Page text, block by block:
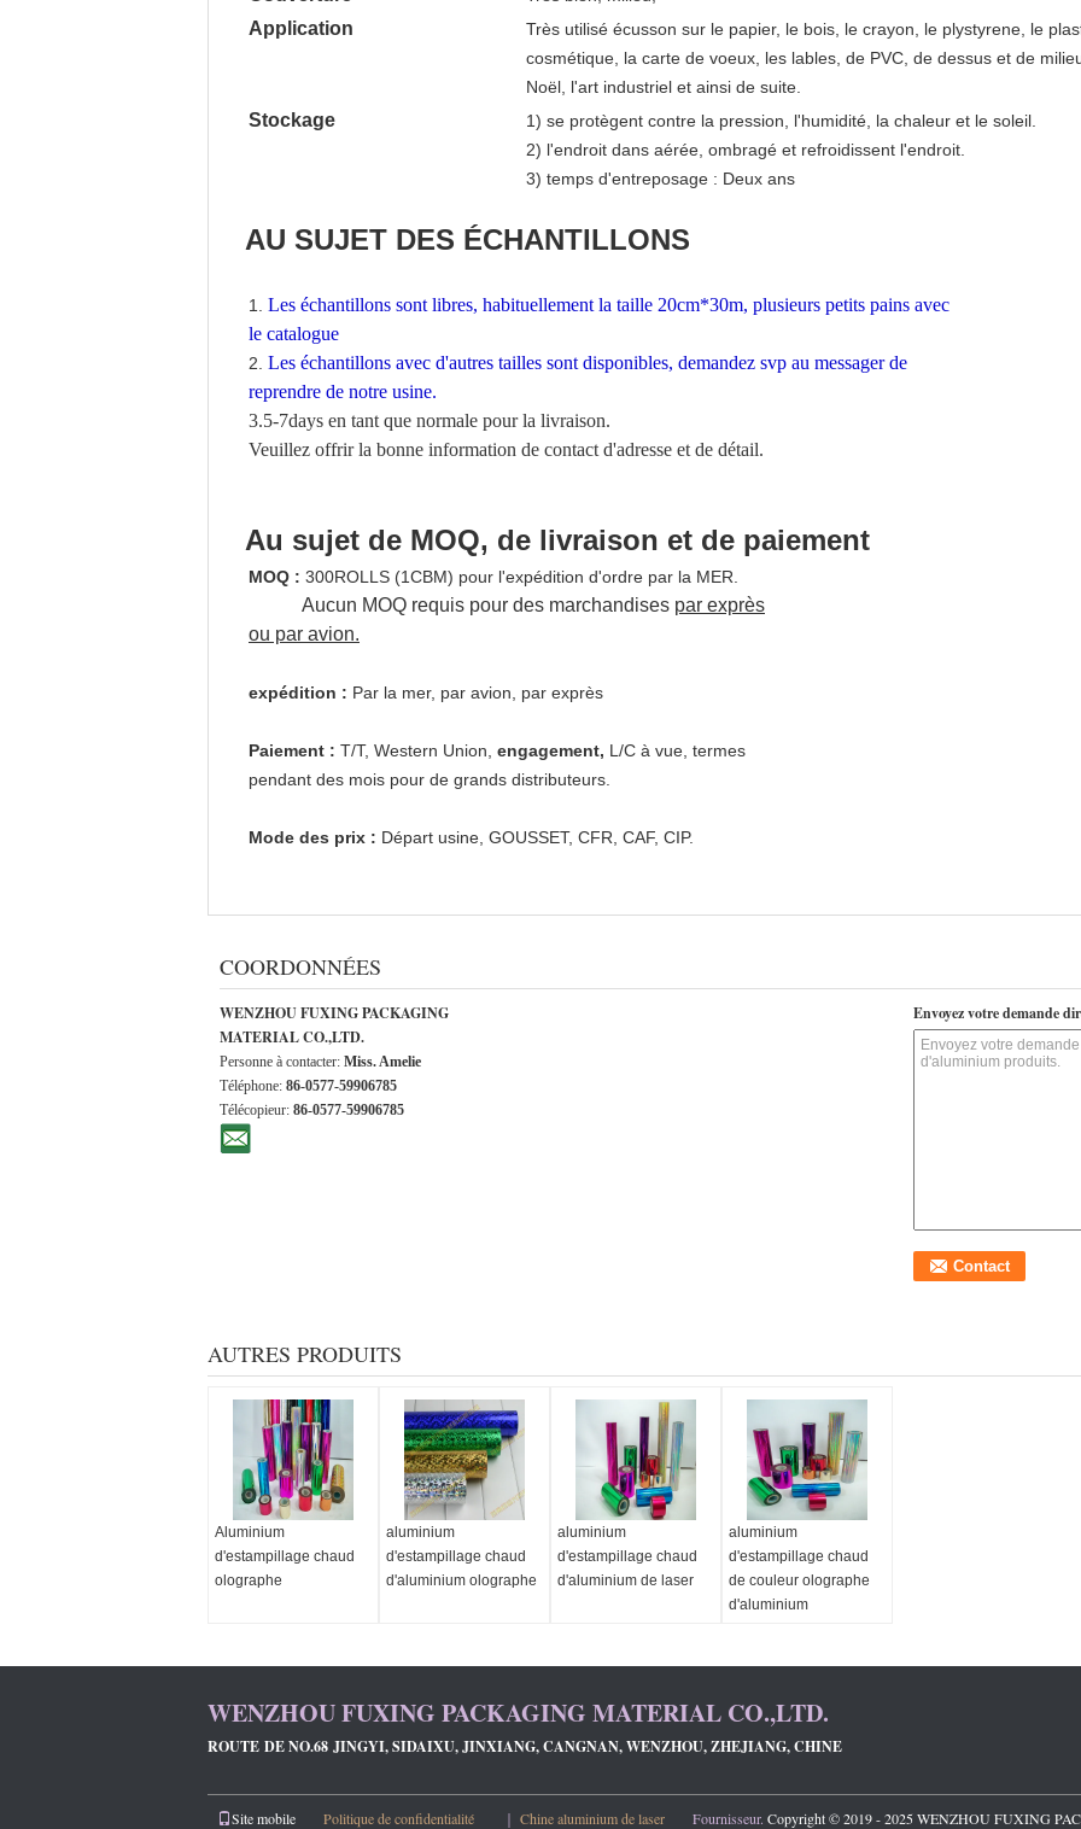
Application
Très utilisé écusson sur le papier, le bois, le crayon, le plystyrene, le
cosmétique, la carte de voeux, les lables, de PVC, de dessus et de
Noël, l'art industriel et ainsi de suite.
Stockage
1) se protègent contre la pression, l'humidité, la chaleur et le soleil.
2) l'endroit dans aérée, ombragé et refroidissent l'endroit.
3) temps d'entreposage : Deux ans
AU SUJET DES ÉCHANTILLONS
1. Les échantillons sont libres, habituellement la taille 20cm*30m, plusieurs petits pains avec
le catalogue
2. Les échantillons avec d'autres tailles sont disponibles, demandez svp au messager de
reprendre de notre usine.
3.5-7days en tant que normale pour la livraison.
Veuillez offrir la bonne information de contact d'adresse et de détail.
Au sujet de MOQ, de livraison et de paiement
MOQ : 300ROLLS (1CBM) pour l'expédition d'ordre par la MER.
Aucun MOQ requis pour des marchandises par exprès
ou par avion.
expédition : Par la mer, par avion, par exprès
Paiement : T/T, Western Union, engagement, L/C à vue, termes
pendant des mois pour de grands distributeurs.
Mode des prix : Départ usine, GOUSSET, CFR, CAF, CIP.
COORDONNÉES
WENZHOU FUXING PACKAGING
MATERIAL CO.,LTD.
Personne à contacter: Miss. Amelie
Téléphone: 86-0577-59906785
Télécopieur: 86-0577-59906785
Envoyez votre demande
AUTRES PRODUITS
Aluminium
d'estampillage chaud
olographe
aluminium
d'estampillage chaud
d'aluminium olographe
aluminium
d'estampillage chaud
d'aluminium de laser
aluminium
d'estampillage chaud
de couleur olographe
d'aluminium
WENZHOU FUXING PACKAGING MATERIAL CO.,LTD.
ROUTE DE NO.68 JINGYI, SIDAIXU, JINXIANG, CANGNAN, WENZHOU, ZHEJIANG, CHINE
Site mobile Politique de confidentialité ｜ Chine aluminium de laser Fournisseur. Copyright © 2019 - 2025 WENZHOU FUXING